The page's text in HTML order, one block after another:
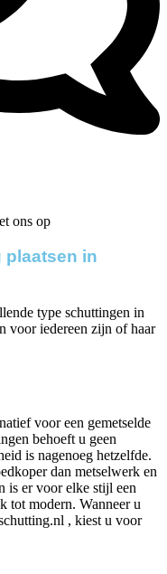
ons op
in
type schuttingen in
voor iedereen zijn of haar
voor een gemetselde
behoeft u geen
is nagenoeg hetzelfde.
dan metselwerk en
is er voor elke stijl een
tot modern. Wanneer u
, kiest u voor